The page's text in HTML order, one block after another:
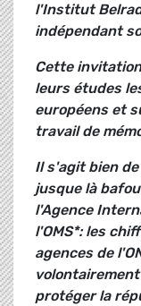
l'Institut
indépendant
Cette
leurs études
européens et
travail de
Il s'agit bien
jusque là
l'Agence
l'OMS*: les
agences de
protéger la